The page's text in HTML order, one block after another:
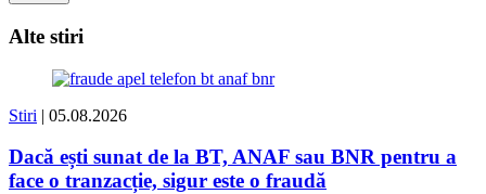
Alte stiri
Stiri | 05.08.2026
Dacă ești sunat de la BT, ANAF sau BNR pentru a
face o tranzacție, sigur este o fraudă